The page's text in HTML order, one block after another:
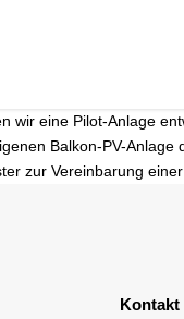
wir eine Pilot-Anlage
Balkon-PV-
zur Vereinbarung
Kontakt